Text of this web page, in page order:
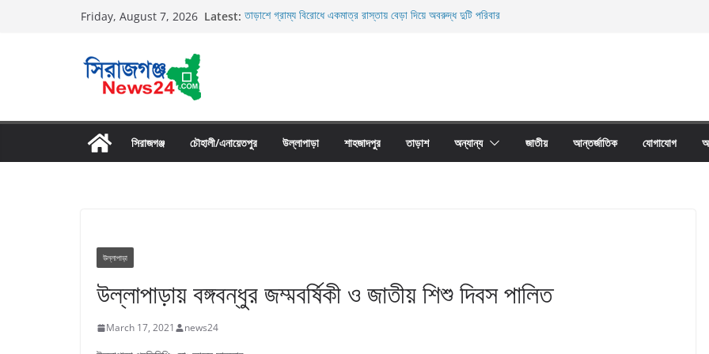
Friday, August 7, 2026 Latest: তাড়াশে গ্রাম্য বিরোধে একমাত্র রাস্তায় বেড়া দিয়ে অবরুদ্ধ দুটি পরিবার
সিরাজগঞ্জ চৌহালী/এনায়েতপুর উল্লাপাড়া শাহজাদপুর তাড়াশ অন্যান্য জাতীয় আন্তর্জাতিক যোগাযোগ
উল্লাপাড়া
উল্লাপাড়ায় বঙ্গবন্ধুর জম্মবর্ষিকী ও জাতীয় শিশু দিবস পালিত
March 17, 2021 news24